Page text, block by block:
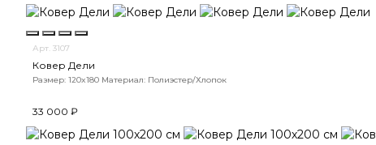
Арт. 3107
Ковер Дели
Размер: 120x180 Материал: Полиэстер/Хлопок
33 000 ₽